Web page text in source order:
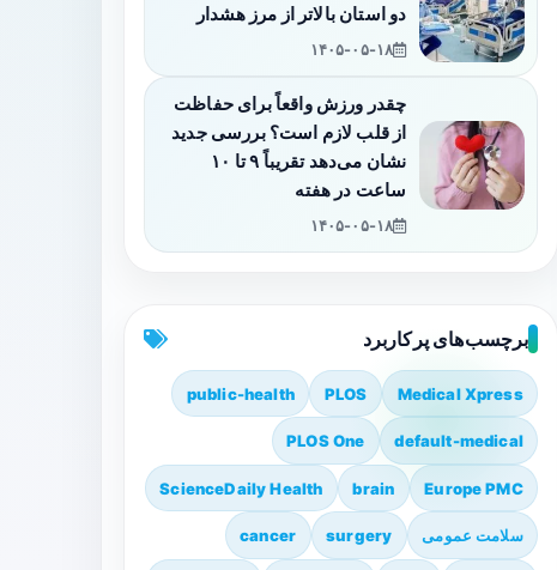
دو استان بالاتر از مرز هشدار
۱۴۰۵-۰۵-۱۸
چقدر ورزش واقعاً برای حفاظت
از قلب لازم است؟ بررسی جدید
نشان می‌دهد تقریباً ۹ تا ۱۰
ساعت در هفته
۱۴۰۵-۰۵-۱۸
برچسب‌های پرکاربرد
Medical Xpress
PLOS
public-health
default-medical
PLOS One
Europe PMC
brain
ScienceDaily Health
سلامت عمومی surgery
cancer